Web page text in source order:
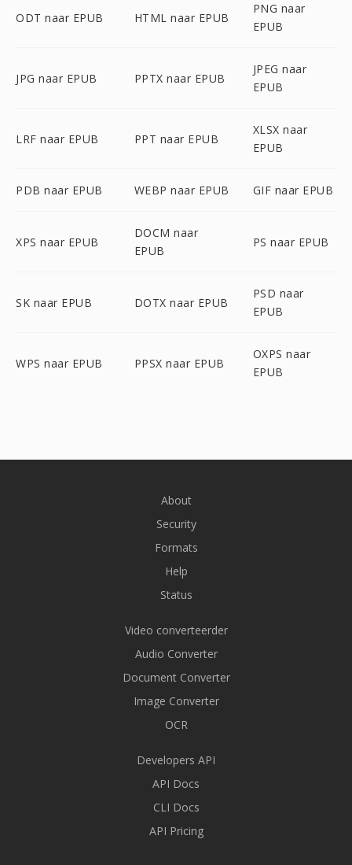
ODT naar EPUB HTML naar EPUB
PNG naar
EPUB
JPG naar EPUB PPTX naar EPUB
JPEG naar
EPUB
LRF naar EPUB PPT naar EPUB
XLSX naar
EPUB
PDB naar EPUB WEBP naar EPUB GIF naar EPUB
XPS naar EPUB
DOCM naar
EPUB
PS naar EPUB
SK naar EPUB DOTX naar EPUB
PSD naar
EPUB
WPS naar EPUB PPSX naar EPUB
OXPS naar
EPUB
About
Security
Formats
Help
Status
Video converteerder
Audio Converter
Document Converter
Image Converter
OCR
Developers API
API Docs
CLI Docs
API Pricing